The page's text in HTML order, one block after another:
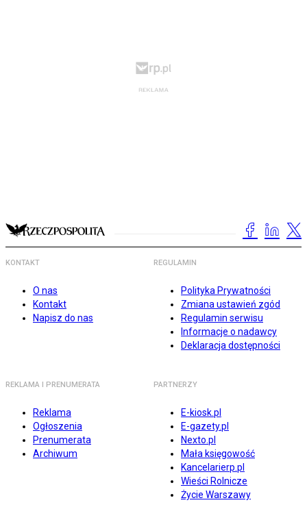
KONTAKT
O nas
Kontakt
Napisz do nas
REGULAMIN
Polityka Prywatności
Zmiana ustawień zgód
Regulamin serwisu
Informacje o nadawcy
Deklaracja dostępności
REKLAMA I PRENUMERATA
Reklama
Ogłoszenia
Prenumerata
Archiwum
PARTNERZY
E-kiosk.pl
E-gazety.pl
Nexto.pl
Mała księgowość
Kancelarierp.pl
Wieści Rolnicze
Życie Warszawy